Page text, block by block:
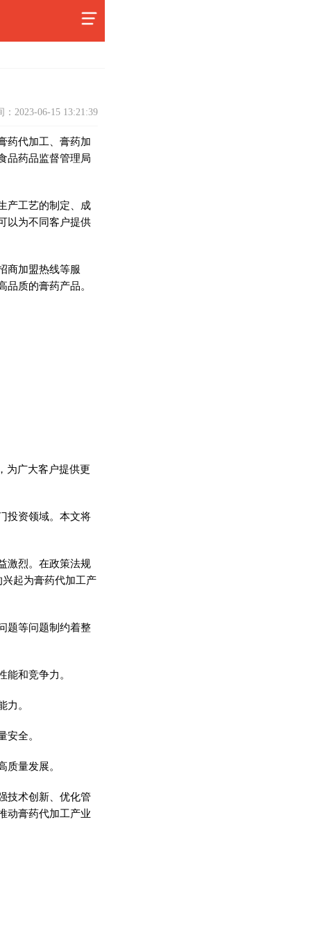
：2023-06-15 13:21:39
药代加工、膏药加
品药品监督管理局
产工艺的制定、成
以为不同客户提供
商加盟热线等服
品质的膏药产品。
为广大客户提供更
投资领域。本文将
激烈。在政策法规
起为膏药代加工产
题等问题制约着整
能和竞争力。
力。
安全。
质量发展。
技术创新、优化管
动膏药代加工产业